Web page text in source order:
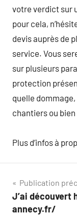
votre verdict sur
pour cela,
devis auprès de
service. Vous
sur plusieurs
protection
quelle
chantiers ou
Plus d’infos à
de
Publication
J’ai
annecy.fr/